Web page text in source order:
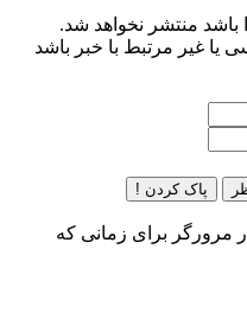
باشد منتشر نخواهد شد.
یا غیر مرتبط با خبر باشد
پاک کردن !
مرورگر برای زمانی که